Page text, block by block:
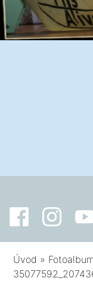
Úvod » Fotoalbum